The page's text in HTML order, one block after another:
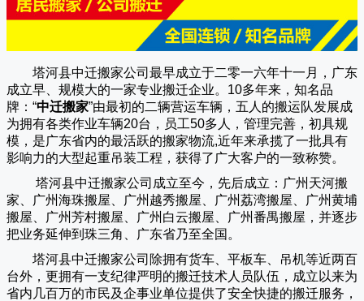
塔河县中迁搬家公司 最早成立于二零一六年十一月，广东
成立早、规模大的一家专业搬迁企业。10多年来，知名品
牌：“中迁搬家”由最初的二辆营运车辆，五人的搬运队发展成
为拥有各类作业车辆20台，员工50多人，管理完善，初具规
模，是广东省内的最活跃的搬家物流,近年来承揽了一批具有
影响力的大型起重吊装工程，获得了广大客户的一致称赞。
塔河县中迁搬家公司成立至今，先后成立：广州天河搬
家、广州海珠搬屋、广州越秀搬屋、广州荔湾搬屋、广州黄埔
搬屋、广州芳村搬屋、广州白云搬屋、广州番禺搬屋，并逐步
把业务延伸到珠三角、广东省乃至全国。
塔河县中迁搬家公司除拥有货车、平板车、吊机等近两百
台外，更拥有一支纪律严明的搬迁技术人员队伍，成立以来为
省内几百万的市民及企事业单位提供了安全快捷的搬迁服务，